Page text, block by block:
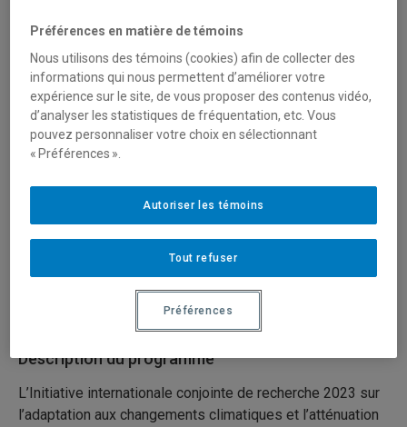
Type de financement
Fonctionnement
Mobilisation des connaissances (réseautage, transfert
et diffusion)
Secteur(s)
Sciences liées à la santé
Sciences naturelles et mathématiques
Description du programme
L’Initiative internationale conjointe de recherche 2023 sur
l’adaptation aux changements climatiques et l’atténuation
Préférences en matière de témoins
Nous utilisons des témoins (cookies) afin de collecter des
informations qui nous permettent d’améliorer votre
expérience sur le site, de vous proposer des contenus vidéo,
d’analyser les statistiques de fréquentation, etc. Vous
pouvez personnaliser votre choix en sélectionnant
« Préférences ».
Tout refuser
Autoriser les témoins
Préférences